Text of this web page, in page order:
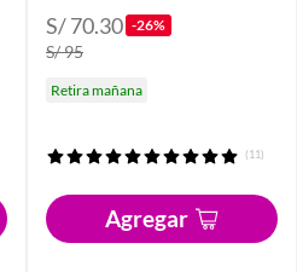
S/ 70.30 -26%
S/ 95
Retira mañana
(11)
Agregar